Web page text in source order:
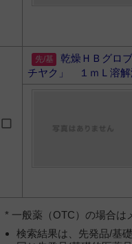
乾燥ＨＢグロ
チヤク」 １ｍＬ溶解
* 一般薬（OTC）の場合は
検索結果は、先発品/基